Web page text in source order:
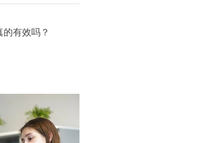
有效吗？